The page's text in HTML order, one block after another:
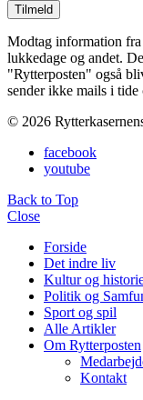
Modtag information fra
lukkedage og andet.
"Rytterposten" også
sender ikke mails i tide
© 2026
facebook
youtube
Back to Top
Close
Forside
Det indre liv
Kultur og
Politik og
Sport og spil
Alle Artikler
Om Rytterposten
Kontakt